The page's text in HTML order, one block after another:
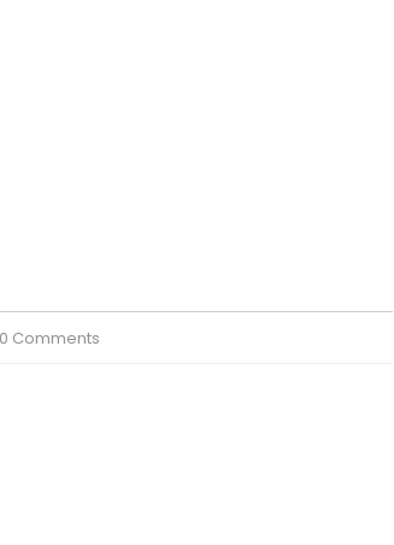
0 Comments